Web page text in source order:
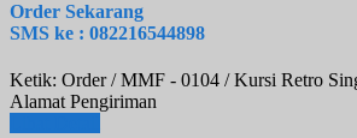
Order Sekarang
SMS ke : 082216544898
Ketik: Order / MMF - 0104 / Kursi Retro
Alamat Pengiriman